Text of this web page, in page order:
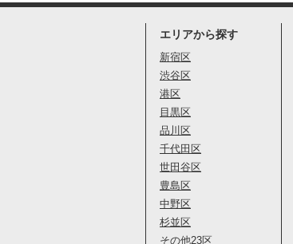
エリアから探す
新宿区
渋谷区
港区
目黒区
品川区
千代田区
世田谷区
豊島区
中野区
杉並区
その他23区